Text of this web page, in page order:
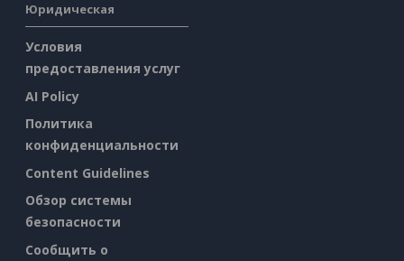
Юридическая
Условия
предоставления услуг
AI Policy
Политика
конфиденциальности
Content Guidelines
Обзор системы
безопасности
Сообщить о